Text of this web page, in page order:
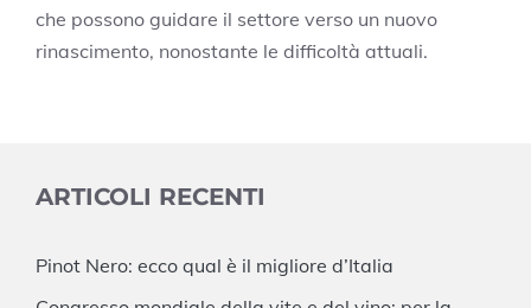
che possono guidare il settore verso un nuovo
rinascimento, nonostante le difficoltà attuali.
ARTICOLI RECENTI
Pinot Nero: ecco qual è il migliore d’Italia